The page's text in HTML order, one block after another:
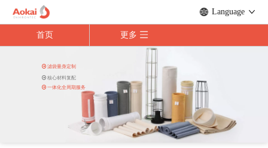
Language
首页 更多
 滤袋量身定制
 核心材料复配
 一体化全周期服务